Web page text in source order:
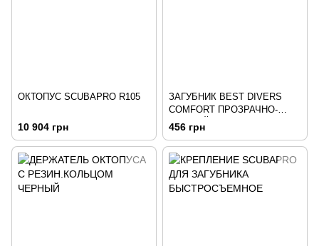
ОКТОПУС SCUBAPRO R105
10 904 грн
ЗАГУБНИК BEST DIVERS
COMFORT ПРОЗРАЧНО-
ЧЕРНЫЙ
456 грн